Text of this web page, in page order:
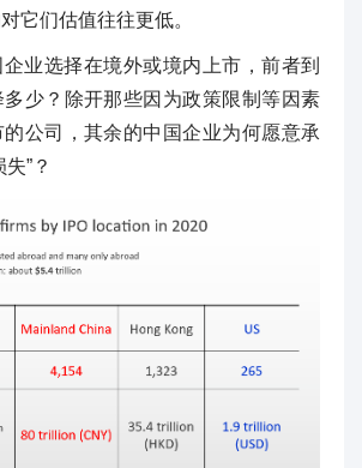
它们估值往往更低。
业选择在境外或境内上市，前者到
多少？除开那些因为政策限制等因素
公司，其余的中国企业为何愿意承
”？